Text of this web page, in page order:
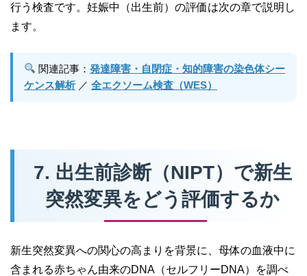
行う検査です。妊娠中（出生前）の評価は次の章で説明し
ます。
関連記事：発達障害・自閉症・知的障害の染色体シー
ケンス解析 ／ 全エクソーム検査（WES）
7. 出生前診断（NIPT）で新生
突然変異をどう評価するか
新生突然変異への関心の高まりを背景に、母体の血液中に
含まれる赤ちゃん由来のDNA（セルフリーDNA）を調べ